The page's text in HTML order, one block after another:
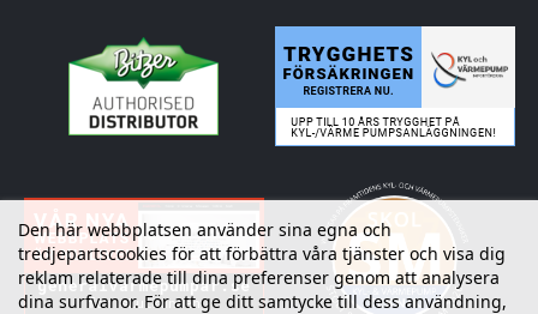
Den här webbplatsen använder sina egna och
tredjepartscookies för att förbättra våra tjänster och visa dig
reklam relaterade till dina preferenser genom att analysera
dina surfvanor. För att ge ditt samtycke till dess användning,